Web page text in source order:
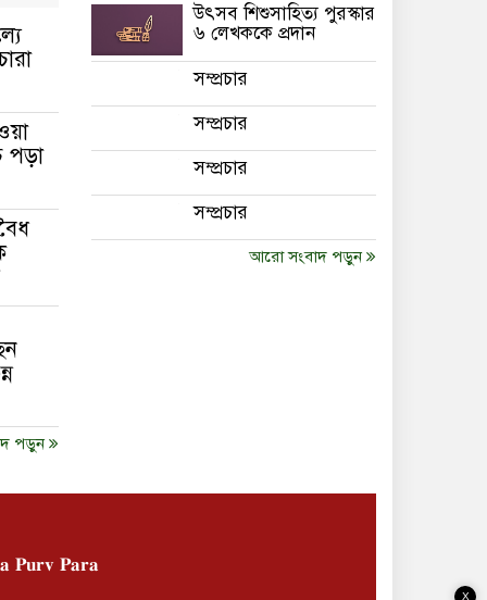
পড়া
পড়ুন
উৎসব শিশুসাহিত্য পুরস্কার
৬ লেখককে প্রদান
সম্প্রচার
সম্প্রচার
সম্প্রচার
সম্প্রচার
আরো সংবাদ পড়ুন
𝐏𝐮𝐫𝐯 𝐏𝐚𝐫𝐚
X